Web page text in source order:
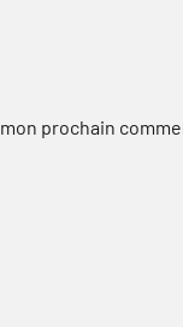
prochain